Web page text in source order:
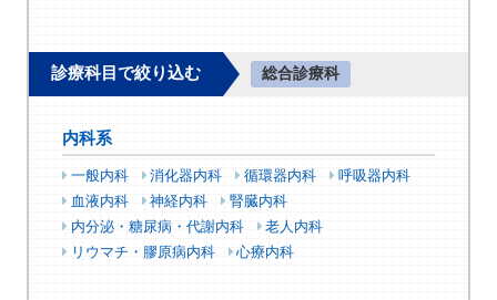
診療科目で絞り込む 総合診療科
内科系
一般内科 消化器内科 循環器内科
呼吸器内科
血液内科
神経内科
腎臓内科
内分泌・糖尿病・代謝内科
老人内科
リウマチ・膠原病内科
心療内科